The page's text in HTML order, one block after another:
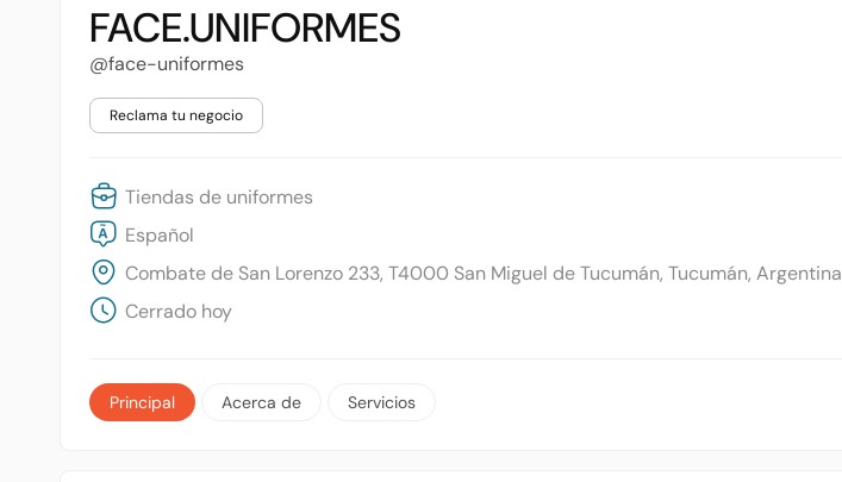
FACE.UNIFORMES
@face-uniformes
Reclama tu negocio
Tiendas de uniformes
Español
Combate de San Lorenzo 233, T4000 San Miguel de Tucumán, Tucumán, Argentina
Cerrado hoy
Principal Acerca de Servicios